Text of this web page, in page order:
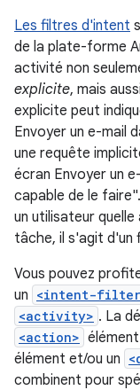
Les filtres d'intent
de la plate-forme
activité non
explicite, mais aussi
explicite peut
Envoyer un e-mail
une requête
écran Envoyer un
capable de le
un utilisateur
tâche, il s'agit d'un
Vous pouvez
un <intent-
<activity> . La
<action>
élément et/ou un
combinent pour